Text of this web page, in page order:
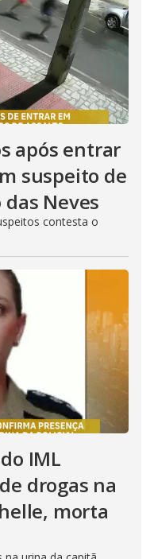
após entrar
suspeito de
Neves
contesta o
IML
drogas na
morta